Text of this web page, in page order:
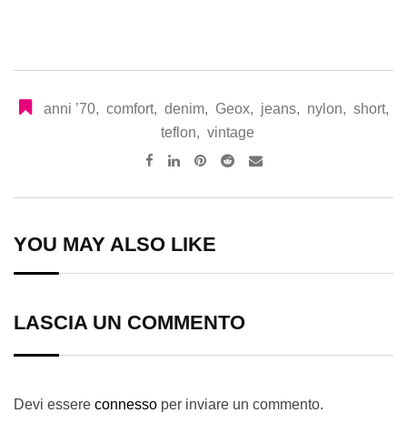
anni ’70, comfort, denim, Geox, jeans, nylon, short,
teflon, vintage
Pinterest
RedditShare
YOU MAY ALSO LIKE
LASCIA UN COMMENTO
Devi essere connesso per inviare un commento.